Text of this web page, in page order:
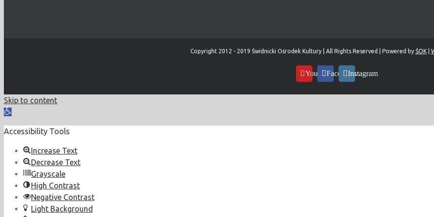
Copyright 2012 - 2019 Świdnicki Ośrodek Kultury | All Rights Reserved | Powered by ŚOK|
YouTubeFacebookInstagram
Skip to content
Open
Accessibility Tools
Increase Text
Decrease Text
Grayscale
High Contrast
Negative Contrast
Light Background